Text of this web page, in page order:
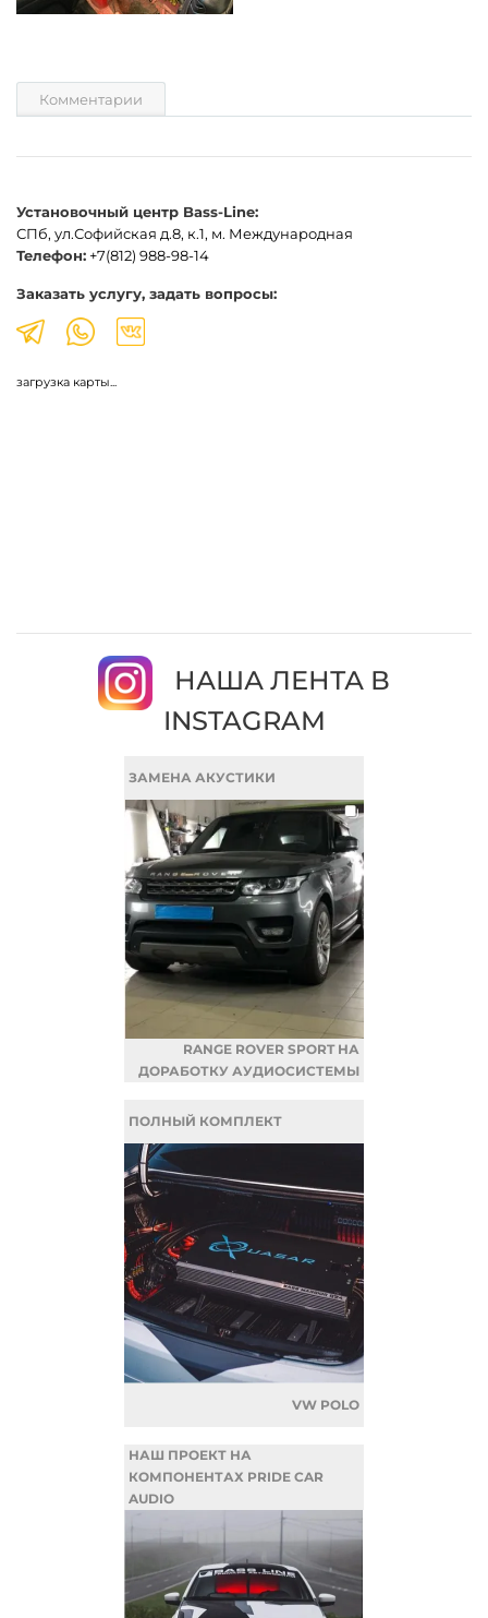
Комментарии
Установочный центр Bass-Line:
СПб, ул.Софийская д.8, к.1, м. Международная
Телефон: +7(812) 988-98-14
Заказать услугу, задать вопросы:
загрузка карты...
НАША ЛЕНТА В
INSTAGRAM
ЗАМЕНА АКУСТИКИ
RANGE ROVER SPORT НА
ДОРАБОТКУ АУДИОСИСТЕМЫ
ПОЛНЫЙ КОМПЛЕКТ
VW POLO
НАШ ПРОЕКТ НА
КОМПОНЕНТАХ PRIDE CAR
AUDIO